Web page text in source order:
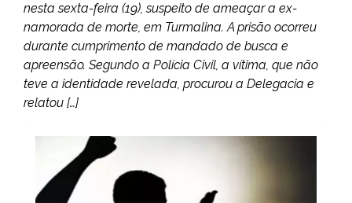
nesta sexta-feira (19), suspeito de ameaçar a ex-
namorada de morte, em Turmalina. A prisão ocorreu
durante cumprimento de mandado de busca e
apreensão. Segundo a Polícia Civil, a vítima, que não
teve a identidade revelada, procurou a Delegacia e
relatou […]